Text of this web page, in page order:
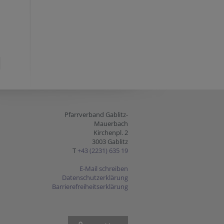
Pfarrverband Gablitz-
Mauerbach
Kirchenpl. 2
3003 Gablitz
T +43 (2231) 635 19
E-Mail schreiben
Datenschutzerklärung
Barrierefreiheitserklärung